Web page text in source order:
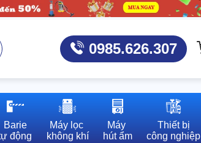
0985.626.307
Barie
động
Máy lọc
không khí
Máy
hút ẩm
Thiết bị
công nghiệp